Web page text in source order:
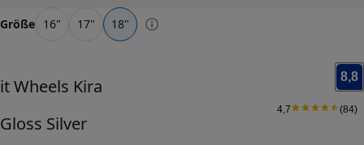
Größe 16" 17" 18"
it Wheels Kira
Gloss Silver
8,8
4,7 (84)